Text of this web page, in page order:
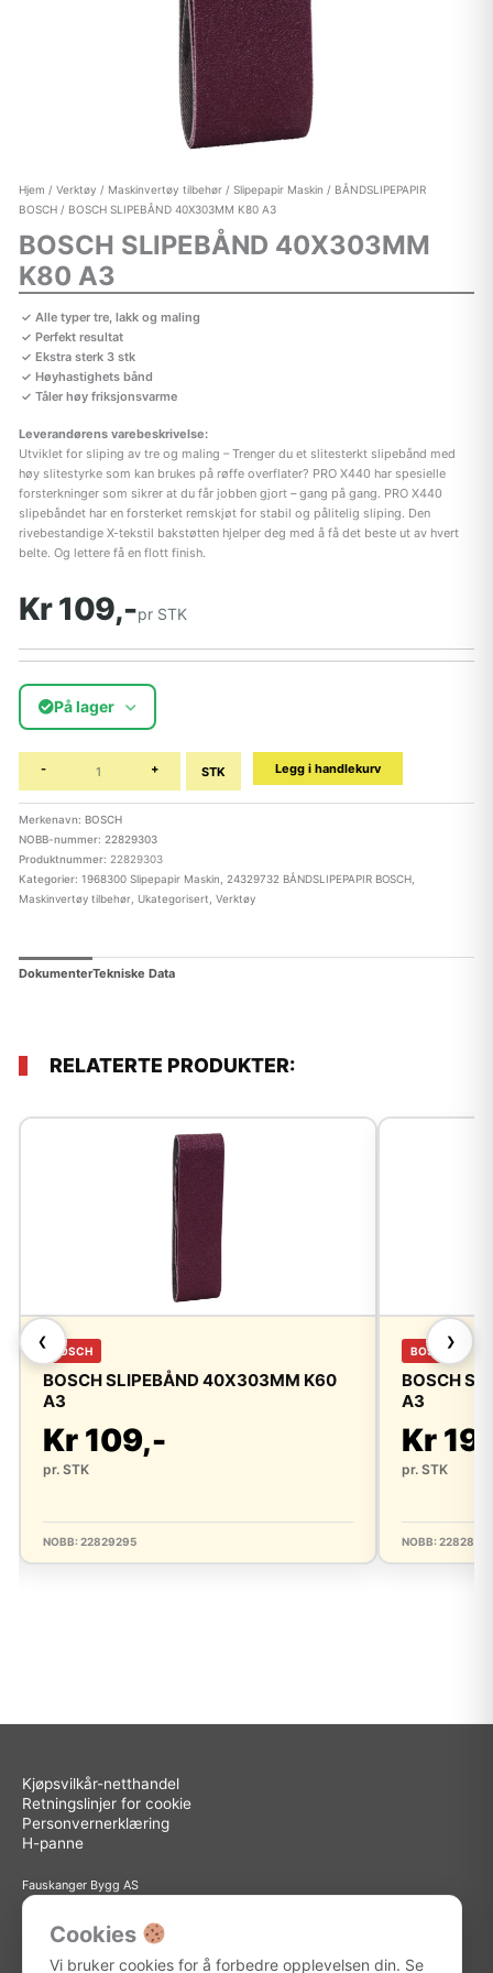
Hjem / Verktøy / Maskinvertøy tilbehør/ Slipepapir Maskin / BÅNDSLIPEPAPIR
BOSCH/ BOSCH SLIPEBÅND 40X303MM K80 A3
BOSCH SLIPEBÅND 40X303MM
K80 A3
Alle typer tre, lakk og maling
Perfekt resultat
Ekstra sterk 3 stk
Høyhastighets bånd
Tåler høy friksjonsvarme
Leverandørens varebeskrivelse:
Utviklet for sliping av tre og maling – Trenger du et slitesterkt slipebånd med
høy slitestyrke som kan brukes på røffe overflater? PRO X440 har spesielle
forsterkninger som sikrer at du får jobben gjort – gang på gang. PRO X440
slipebåndet har en forsterket remskjøt for stabil og pålitelig sliping. Den
rivebestandige X-tekstil bakstøtten hjelper deg med å få det beste ut av hvert
belte. Og lettere få en flott finish.
Kr 109,-pr STK
På lager
- + STK Legg i handlekurv
Merkenavn: BOSCH
NOBB-nummer: 22829303
Produktnummer: 22829303
Kategorier: 1968300 Slipepapir Maskin 24329732 BÅNDSLIPEPAPIR BOSCH,
Maskinvertøy tilbehør, Ukategorisert Verktøy
DokumenterTekniske Data
RELATERTE PRODUKTER:
❮
BOSCH
BOSCH SLIPEBÅND 40X303MM K60
A3
Kr 109,-
pr. STK
NOBB: 22829295
BOSCH
BOSCH
A3
Kr
pr. STK
NOBB:
❯
Kjøpsvilkår-netthandel
Retningslinjer for cookie
Personvernerklæring
H-panne
Fauskanger Bygg AS
Org.nr: 936 558 585
Sted: Askøy
Adresse: Storebotn 15, 5309 Kleppestø
Telefon: 56 15 15 30
Cookies
Vi bruker cookies for å forbedre opplevelsen din. Se